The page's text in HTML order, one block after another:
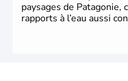
paysages de Patagonie,
rapports à l’eau aussi